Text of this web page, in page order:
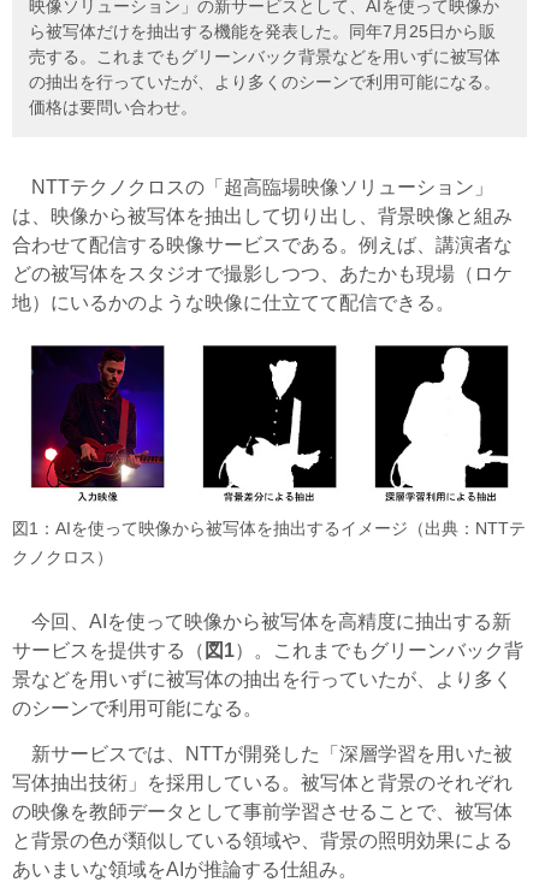
映像ソリューション」の新サービスとして、AIを使って映像か
ら被写体だけを抽出する機能を発表した。同年7月25日から販
売する。これまでもグリーンバック背景などを用いずに被写体
の抽出を行っていたが、より多くのシーンで利用可能になる。
価格は要問い合わせ。
NTTテクノクロスの「超高臨場映像ソリューション」
は、映像から被写体を抽出して切り出し、背景映像と組み
合わせて配信する映像サービスである。例えば、講演者な
どの被写体をスタジオで撮影しつつ、あたかも現場（ロケ
地）にいるかのような映像に仕立てて配信できる。
図1：AIを使って映像から被写体を抽出するイメージ（出典：NTTテ
クノクロス）
今回、AIを使って映像から被写体を高精度に抽出する新
サービスを提供する（ 図1）。これまでもグリーンバック背
景などを用いずに被写体の抽出を行っていたが、より多く
のシーンで利用可能になる。
新サービスでは、NTTが開発した「深層学習を用いた被
写体抽出技術」を採用している。被写体と背景のそれぞれ
の映像を教師データとして事前学習させることで、被写体
と背景の色が類似している領域や、背景の照明効果による
あいまいな領域をAIが推論する仕組み。